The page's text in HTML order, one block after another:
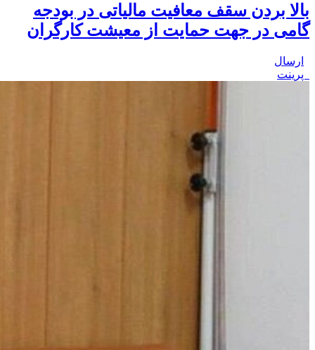
بالا بردن سقف معافیت مالیاتی در بودجه
گامی در جهت حمایت از معیشت کارگران
ارسال
پرینت